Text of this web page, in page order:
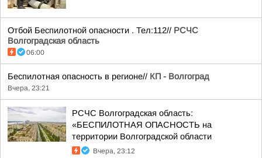
Отбой Беспилотной опасности . Тел:112// РСЧС
Волгоградская область
06:00
Беспилотная опасность в регионе// КП - Волгоград
Вчера, 23:21
РСЧС Волгоградская область:
«БЕСПИЛОТНАЯ ОПАСНОСТЬ на
территории Волгоградской области
Вчера, 23:12